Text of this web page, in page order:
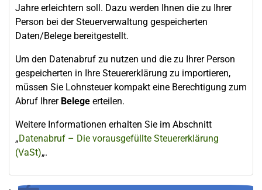
Jahre erleichtern soll. Dazu werden Ihnen die zu Ihrer
Person bei der Steuerverwaltung gespeicherten
Daten/Belege bereitgestellt.
Um den Datenabruf zu nutzen und die zu Ihrer Person
gespeicherten in Ihre Steuererklärung zu importieren,
müssen Sie Lohnsteuer kompakt eine Berechtigung zum
Abruf Ihrer Belege erteilen.
Weitere Informationen erhalten Sie im Abschnitt
„Datenabruf – Die vorausgefüllte Steuererklärung
(VaSt)„.